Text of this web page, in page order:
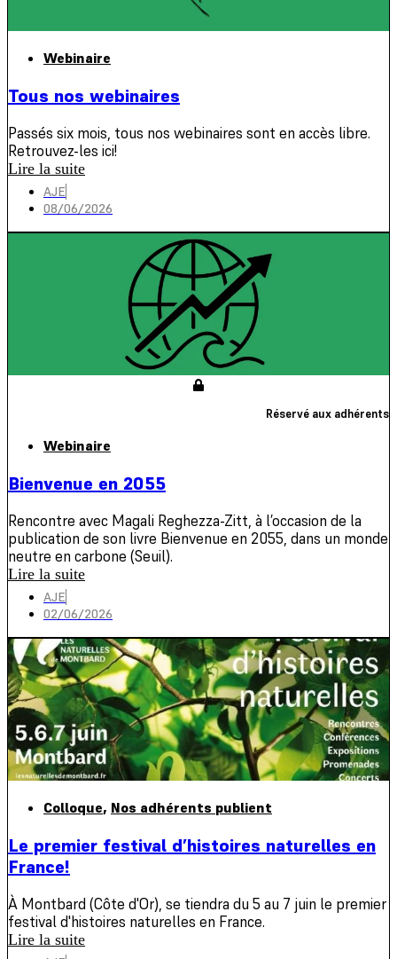
Webinaire
Tous nos webinaires
Passés six mois, tous nos webinaires sont en accès libre.
Retrouvez-les ici!
Lire la suite
AJE
08/06/2026
Réservé aux adhérents
Webinaire
Bienvenue en 2055
Rencontre avec Magali Reghezza-Zitt, à l’occasion de la
publication de son livre Bienvenue en 2055, dans un monde
neutre en carbone (Seuil).
Lire la suite
AJE
02/06/2026
Colloque, Nos adhérents publient
Le premier festival d’histoires naturelles en
France!
À Montbard (Côte d'Or), se tiendra du 5 au 7 juin le premier
festival d'histoires naturelles en France.
Lire la suite